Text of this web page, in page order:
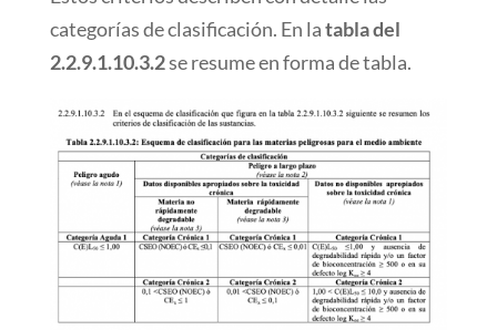
categorías de clasificación. En latabla del
2.2.9.1.10.3.2se resume en forma de tabla.